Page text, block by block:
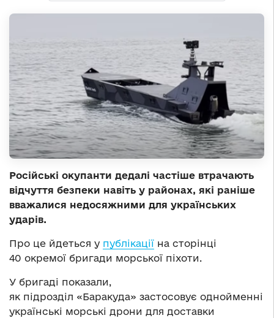
Російські окупанти дедалі частіше втрачають
відчуття безпеки навіть у районах, які раніше
вважалися недосяжними для українських
ударів.
Про це йдеться у публікації на сторінці
40 окремої бригади морської піхоти.
У бригаді показали,
як підрозділ «Баракуда» застосовує однойменні
українські морські дрони для доставки